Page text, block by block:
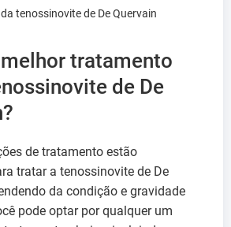
tenossinovite de De Quervain
tratamento
de De
de tratamento estão
tratar a tenossinovite de De
da condição e gravidade
pode optar por qualquer um